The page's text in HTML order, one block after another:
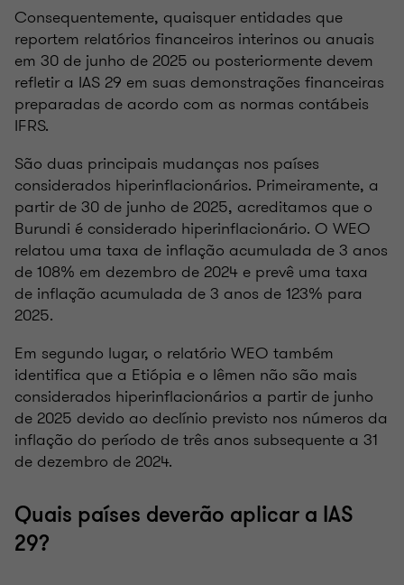
Consequentemente, quaisquer entidades que
reportem relatórios financeiros interinos ou anuais
em 30 de junho de 2025 ou posteriormente devem
refletir a IAS 29 em suas demonstrações financeiras
preparadas de acordo com as normas contábeis
IFRS.
São duas principais mudanças nos países
considerados hiperinflacionários. Primeiramente, a
partir de 30 de junho de 2025, acreditamos que o
Burundi é considerado hiperinflacionário. O WEO
relatou uma taxa de inflação acumulada de 3 anos
de 108% em dezembro de 2024 e prevê uma taxa
de inflação acumulada de 3 anos de 123% para
2025.
Em segundo lugar, o relatório WEO também
identifica que a Etiópia e o Iêmen não são mais
considerados hiperinflacionários a partir de junho
de 2025 devido ao declínio previsto nos números da
inflação do período de três anos subsequente a 31
de dezembro de 2024.
Quais países deverão aplicar a IAS
29?